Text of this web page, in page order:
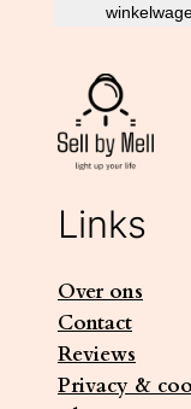
Links
Over ons
Contact
Reviews
Privacy &